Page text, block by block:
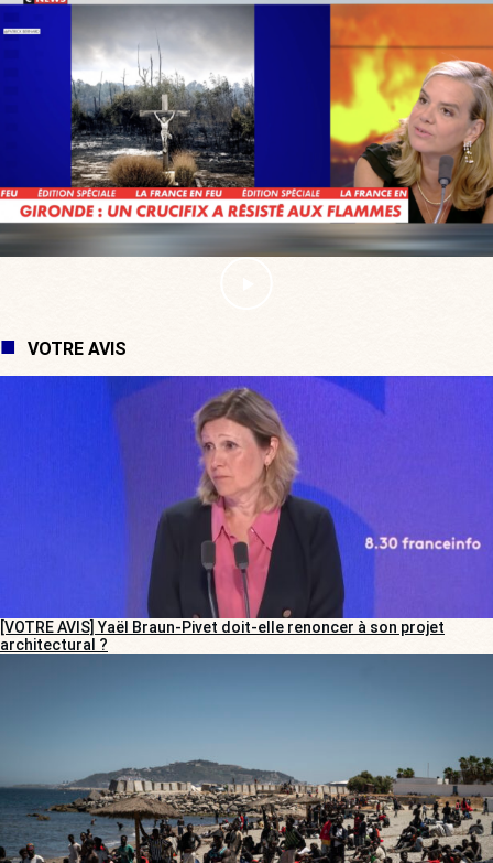
VOTRE AVIS
[VOTRE AVIS] Yaël Braun-Pivet doit-elle renoncer à son projet
architectural ?